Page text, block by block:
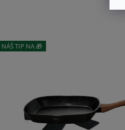
NÁŠ TIP NA 🎁